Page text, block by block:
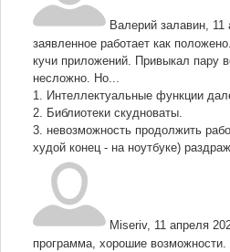
Валерий залавин, 11
заявленное работает как
кучи приложений. Привыкал пару
несложно. Но...
1. Интеллектуальные функции
2. Библиотеки скудноваты.
3. невозможность продолжить
худой конец - на ноутбуке)
Miseriv, 11 апреля
программа, хорошие возможности.